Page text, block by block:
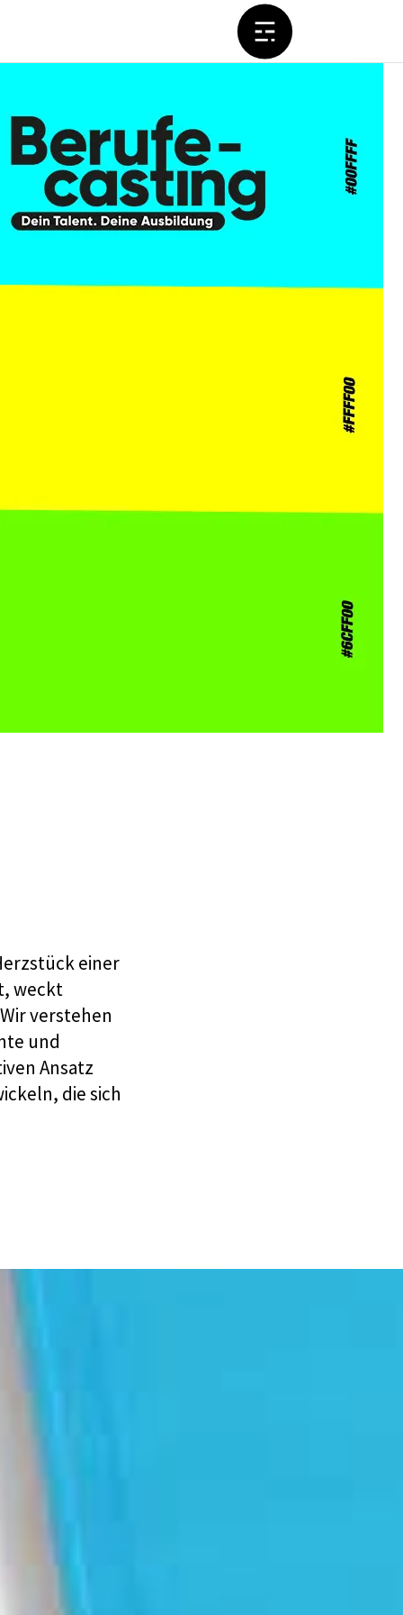
einer
weckt
verstehen
und
Ansatz
die sich